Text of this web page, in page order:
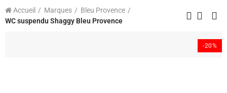
Accueil Marques
Bleu Provence
WC suspendu Shaggy Bleu Provence
-20%